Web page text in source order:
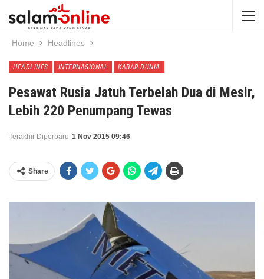
Home Headlines
HEADLINES INTERNASIONAL KABAR DUNIA
Pesawat Rusia Jatuh Terbelah Dua di Mesir,
Lebih 220 Penumpang Tewas
Terakhir Diperbaru 1 Nov 2015 09:46
Share